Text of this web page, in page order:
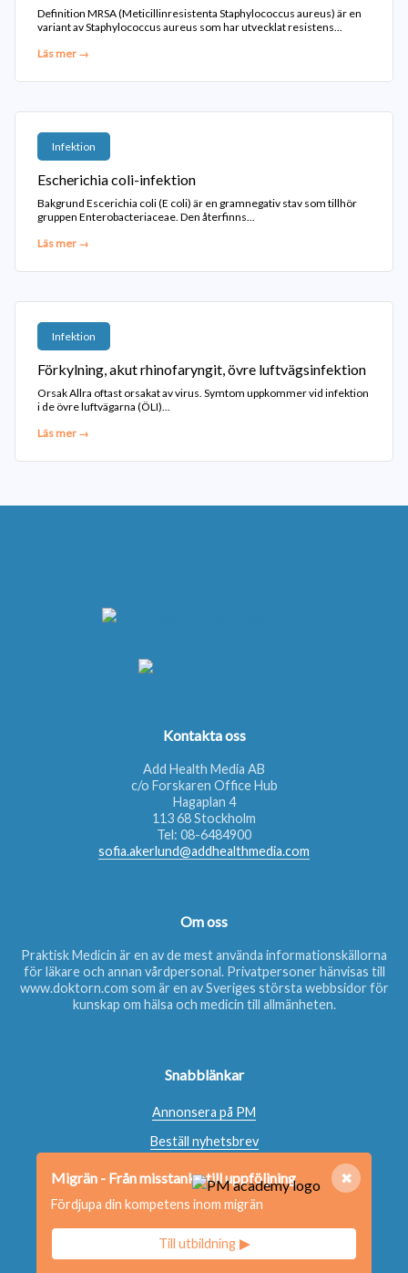
Definition MRSA (Meticillinresistenta Staphylococcus aureus) är en
variant av Staphylococcus aureus som har utvecklat resistens...
Läs mer →
Infektion
Escherichia coli-infektion
Bakgrund Escerichia coli (E coli) är en gramnegativ stav som tillhör
gruppen Enterobacteriaceae. Den återfinns...
Läs mer →
Infektion
Förkylning, akut rhinofaryngit, övre luftvägsinfektion
Orsak Allra oftast orsakat av virus. Symtom uppkommer vid infektion
i de övre luftvägarna (ÖLI)...
Läs mer →
✖
Migrän - Från misstanke till uppföljning
Fördjupa din kompetens inom migrän
Till utbildning
Kontakta oss
Add Health Media AB
c/o Forskaren Office Hub
Hagaplan 4
113 68 Stockholm
Tel: 08-6484900
sofia.akerlund@addhealthmedia.com
Om oss
Praktisk Medicin är en av de mest använda informationskällorna
för läkare och annan vårdpersonal. Privatpersoner hänvisas till
www.doktorn.com som är en av Sveriges största webbsidor för
kunskap om hälsa och medicin till allmänheten.
Snabblänkar
Annonsera på PM
Beställ nyhetsbrev
Beställ bok
Kontakta oss
Redaktionen